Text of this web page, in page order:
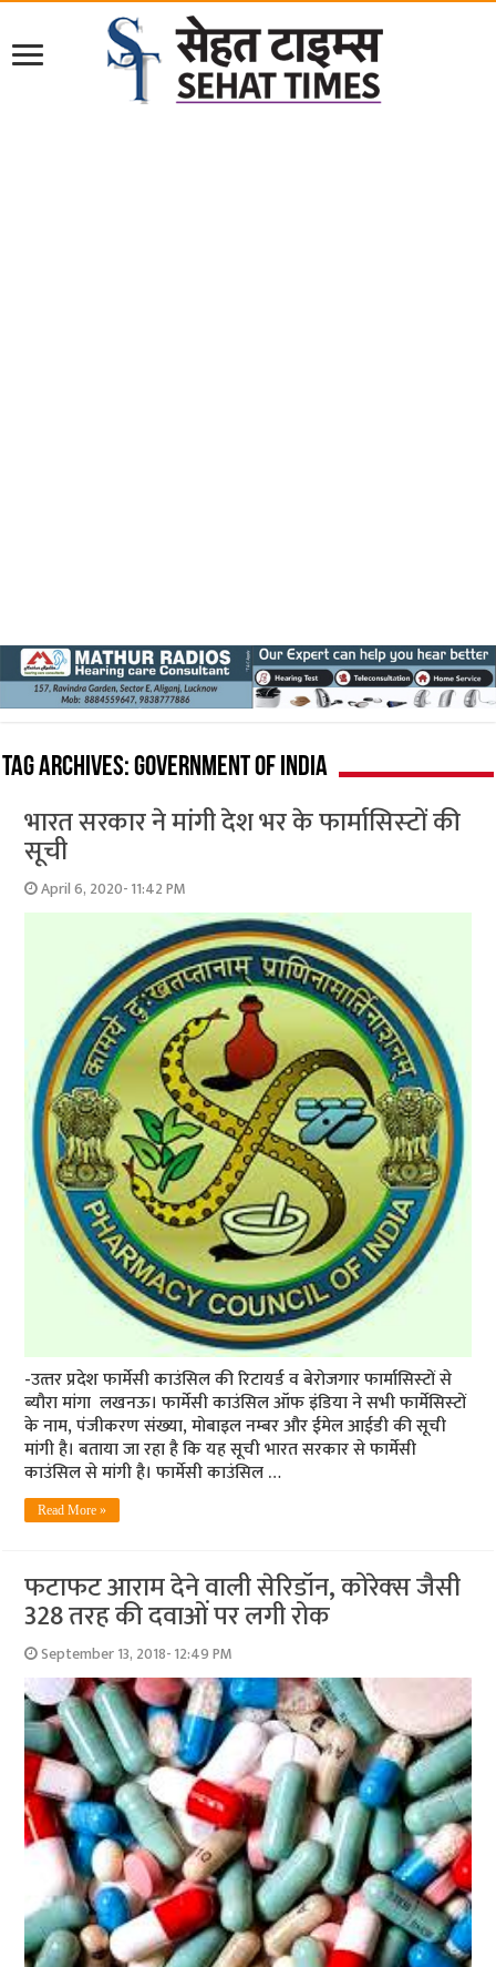
Tag Archives:Government of India
भारत सरकार ने मांगी देश भर के फार्मासिस्‍टों की
सूची
April 6, 2020- 11:42 PM
-उत्‍तर प्रदेश फार्मेसी काउंसिल की रिटायर्ड व बेरोजगार फार्मासिस्‍टों से
ब्‍यौरा मांगा लखनऊ। फार्मेसी काउंसिल ऑफ इंडिया ने सभी फार्मेसिस्‍टों
के नाम, पंजीकरण संख्‍या, मोबाइल नम्‍बर और ईमेल आईडी की सूची
मांगी है। बताया जा रहा है कि यह सूची भारत सरकार से फार्मेसी
काउंसिल से मांगी है। फार्मेसी काउंसिल …
Read More »
फटाफट आराम देने वाली सेरिडॉन, कोरेक्‍स जैसी
328 तरह की दवाओं पर लगी रोक
September 13, 2018- 12:49 PM